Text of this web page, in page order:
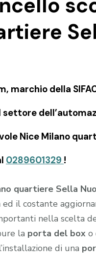
marchio della
settore
Nice Milano
0289601329 !
quartiere Sella
ed il costante
nella scelta
la porta del box o
di una